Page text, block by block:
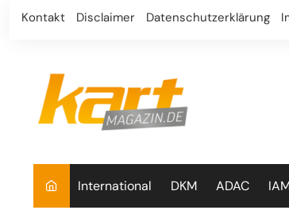
Skip
Kontakt Disclaimer Datenschutzerklärung
International DKM ADAC